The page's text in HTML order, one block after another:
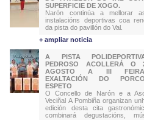
SUPERFICIE DE XOGO.
Narón continúa a mellorar
instalacións deportivas coa
da pista do pavillón do Val.
+ ampliar noticia
A PISTA
PEDROSO ACOLLERÁ O
AGOSTO A III
EXALTACIÓN DO
ESPETO
O Concello de Narón e a
Veciñal A Pombiña organizan
edición desta cita
combinará degustacións,